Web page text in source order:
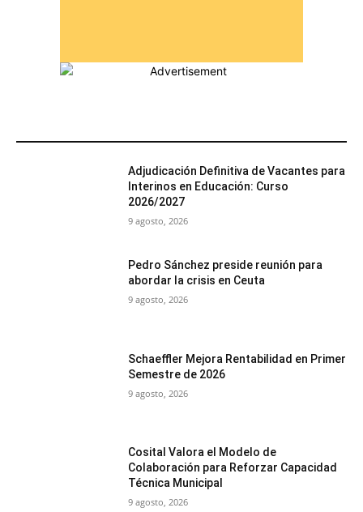
Adjudicación Definitiva de Vacantes para
Interinos en Educación: Curso
2026/2027
9 agosto, 2026
Pedro Sánchez preside reunión para
abordar la crisis en Ceuta
9 agosto, 2026
Schaeffler Mejora Rentabilidad en Primer
Semestre de 2026
9 agosto, 2026
Cosital Valora el Modelo de
Colaboración para Reforzar Capacidad
Técnica Municipal
9 agosto, 2026